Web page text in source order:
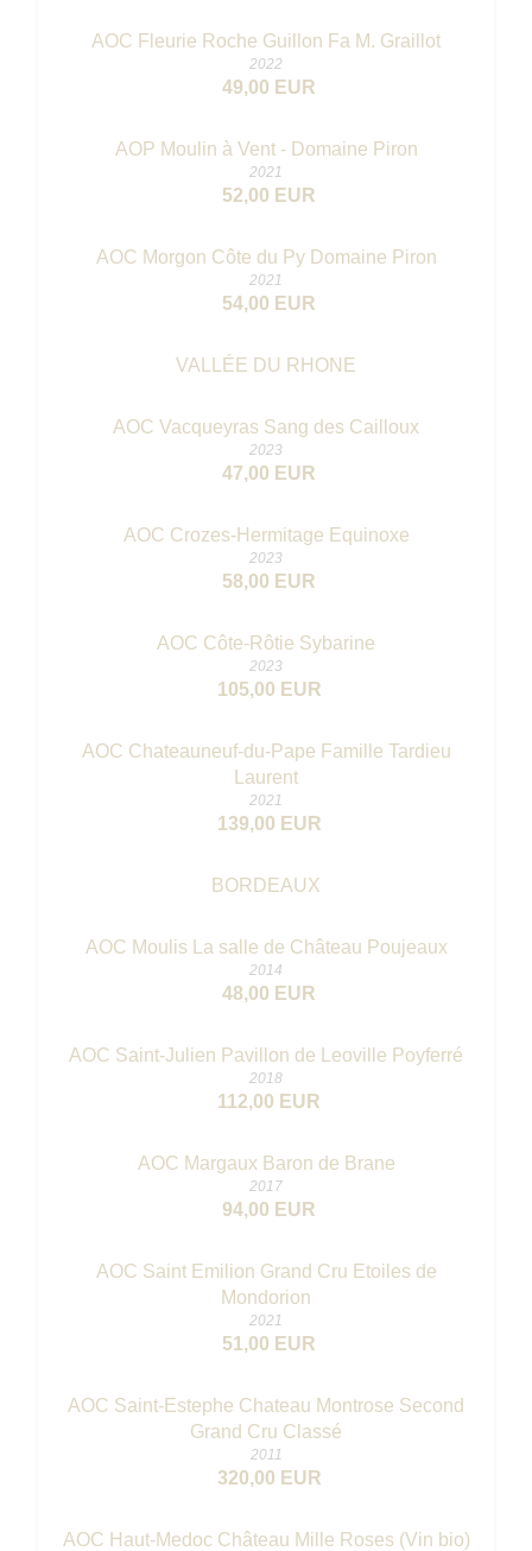
AOC Fleurie Roche Guillon Fa M. Graillot
2022
49,00 EUR
AOP Moulin à Vent - Domaine Piron
2021
52,00 EUR
AOC Morgon Côte du Py Domaine Piron
2021
54,00 EUR
VALLÉE DU RHONE
AOC Vacqueyras Sang des Cailloux
2023
47,00 EUR
AOC Crozes-Hermitage Equinoxe
2023
58,00 EUR
AOC Côte-Rôtie Sybarine
2023
105,00 EUR
AOC Chateauneuf-du-Pape Famille Tardieu
Laurent
2021
139,00 EUR
BORDEAUX
AOC Moulis La salle de Château Poujeaux
2014
48,00 EUR
AOC Saint-Julien Pavillon de Leoville Poyferré
2018
112,00 EUR
AOC Margaux Baron de Brane
2017
94,00 EUR
AOC Saint Emilion Grand Cru Etoiles de
Mondorion
2021
51,00 EUR
AOC Saint-Estephe Chateau Montrose Second
Grand Cru Classé
2011
320,00 EUR
AOC Haut-Medoc Château Mille Roses (Vin bio)